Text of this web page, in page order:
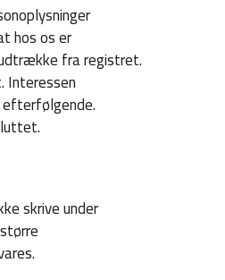
hos os er
fra registret.
Interessen
skrive under